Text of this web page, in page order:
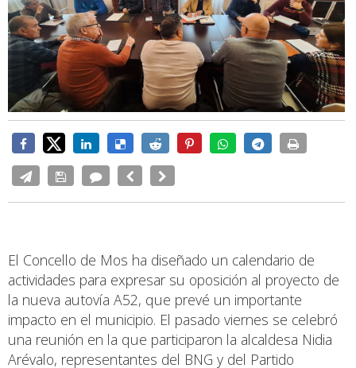
El Concello de Mos ha diseñado un calendario de
actividades para expresar su oposición al proyecto de
la nueva autovía A52, que prevé un importante
impacto en el municipio. El pasado viernes se celebró
una reunión en la que participaron la alcaldesa Nidia
Arévalo, representantes del BNG y del Partido